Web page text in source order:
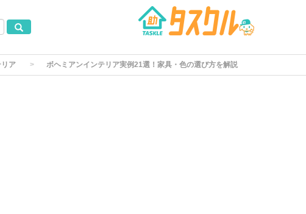
リア ボヘミアンインテリア実例21選！家具・色の選び方を解説